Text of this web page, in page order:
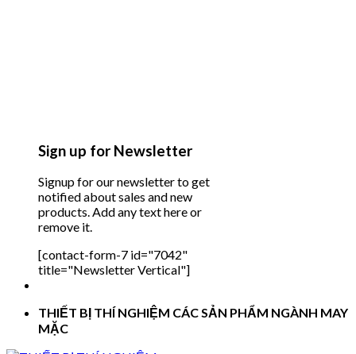
Sign up for Newsletter
Signup for our newsletter to get
notified about sales and new
products. Add any text here or
remove it.
[contact-form-7 id="7042"
title="Newsletter Vertical"]
THIẾT BỊ THÍ NGHIỆM CÁC SẢN PHẨM NGÀNH MAY
MẶC